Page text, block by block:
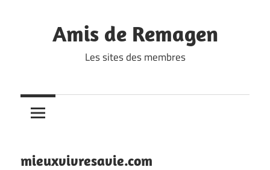
contentAmis de Remagen
Les sites des membres
mieuxvivresavie.com